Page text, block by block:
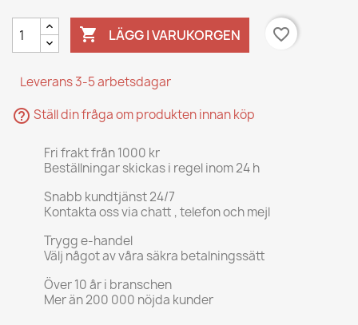
 LÄGG I VARUKORGEN favorite_border
Leverans 3-5 arbetsdagar
help_outline Ställ din fråga om produkten innan köp
Fri frakt från 1000 kr
Beställningar skickas i regel inom 24 h
Snabb kundtjänst 24/7
Kontakta oss via chatt , telefon och mejl
Trygg e-handel
Välj något av våra säkra betalningssätt
Över 10 år i branschen
Mer än 200 000 nöjda kunder